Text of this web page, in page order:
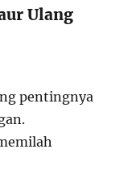
Ulang
pentingnya